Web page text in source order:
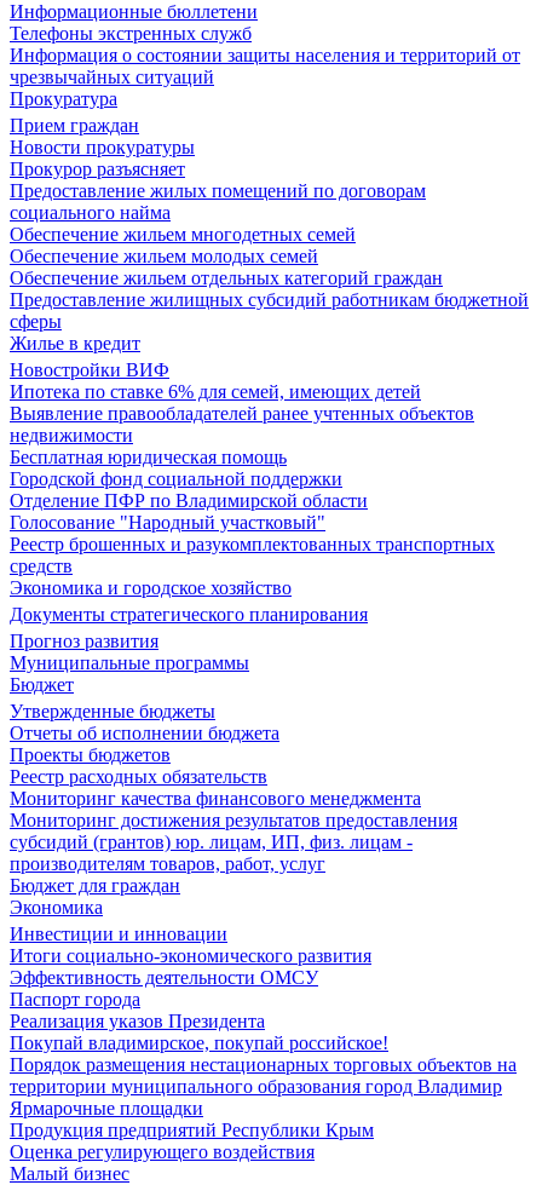
Информационные бюллетени
Телефоны экстренных служб
Информация о состоянии защиты населения и территорий от
чрезвычайных ситуаций
Прокуратура
Прием граждан
Новости прокуратуры
Прокурор разъясняет
Предоставление жилых помещений по договорам
социального найма
Обеспечение жильем многодетных семей
Обеспечение жильем молодых семей
Обеспечение жильем отдельных категорий граждан
Предоставление жилищных субсидий работникам бюджетной
сферы
Жилье в кредит
Новостройки ВИФ
Ипотека по ставке 6% для семей, имеющих детей
Выявление правообладателей ранее учтенных объектов
недвижимости
Бесплатная юридическая помощь
Городской фонд социальной поддержки
Отделение ПФР по Владимирской области
Голосование "Народный участковый"
Реестр брошенных и разукомплектованных транспортных
средств
Экономика и городское хозяйство
Документы стратегического планирования
Прогноз развития
Муниципальные программы
Бюджет
Утвержденные бюджеты
Отчеты об исполнении бюджета
Проекты бюджетов
Реестр расходных обязательств
Мониторинг качества финансового менеджмента
Мониторинг достижения результатов предоставления
субсидий (грантов) юр. лицам, ИП, физ. лицам -
производителям товаров, работ, услуг
Бюджет для граждан
Экономика
Инвестиции и инновации
Итоги социально-экономического развития
Эффективность деятельности ОМСУ
Паспорт города
Реализация указов Президента
Покупай владимирское, покупай российское!
Порядок размещения нестационарных торговых объектов на
территории муниципального образования город Владимир
Ярмарочные площадки
Продукция предприятий Республики Крым
Оценка регулирующего воздействия
Малый бизнес